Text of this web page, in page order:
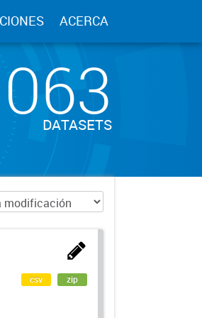
ACERCA
063
DATASETS
csv zip